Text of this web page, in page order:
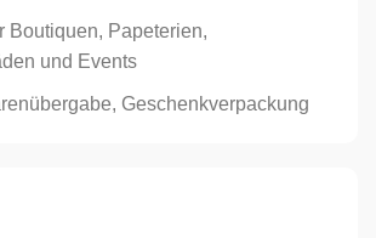
Boutiquen, Papeterien,
und Events
Geschenkverpackung